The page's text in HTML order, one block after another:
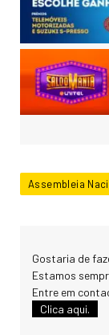
Assembleia
Gostaria de
Estamos
Entre em
Clica aqui.